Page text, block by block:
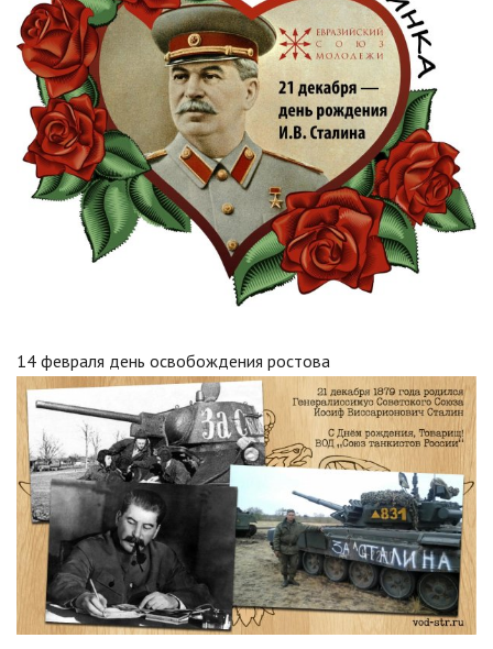
14 февраля день освобождения ростова